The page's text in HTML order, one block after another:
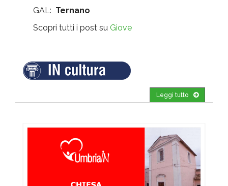
GAL: Ternano
Scopri tutti i post su Giove
Leggi tutto